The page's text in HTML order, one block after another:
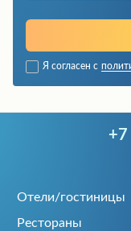
Я согласен с
Отели/гостиницы
Рестораны
+7